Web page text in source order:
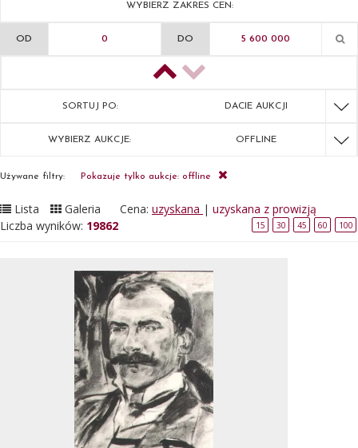
WYBIERZ ZAKRES CEN:
OD DO
SORTUJ PO: DACIE AUKCJI
WYBIERZ AUKCJE: OFFLINE
Używane filtry: Pokazuje tylko aukcje: offline
Lista Galeria Cena: uzyskana | uzyskana z prowizją
Liczba wyników: 19862 15 30 45 60 100